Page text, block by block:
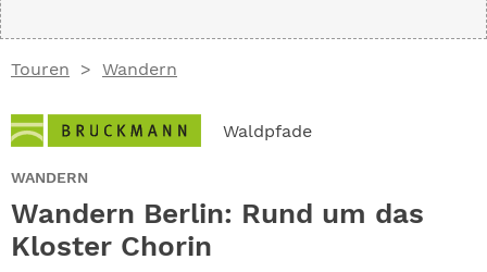
Touren Wandern
Waldpfade
WANDERN
Wandern Berlin: Rund um das
Kloster Chorin
ABO
GEWINNEN
NEWSLETTER